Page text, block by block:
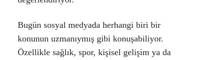
Bugün sosyal medyada herhangi biri bir
konunun uzmanıymış gibi konuşabiliyor.
Özellikle sağlık, spor, kişisel gelişim ya da